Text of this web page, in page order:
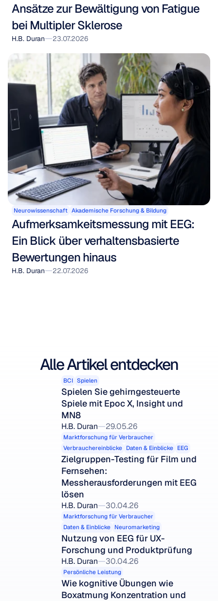
Ansätze zur Bewältigung von Fatigue
bei Multipler Sklerose
H.B. Duran 23.07.2026
Neurowissenschaft Akademische Forschung & Bildung
Aufmerksamkeitsmessung mit EEG:
Ein Blick über verhaltensbasierte
Bewertungen hinaus
H.B. Duran 22.07.2026
Alle Artikel entdecken
BCI Spielen
Spielen Sie gehirngesteuerte
Spiele mit Epoc X, Insight und
MN8
H.B. Duran 29.05.26
Marktforschung für Verbraucher
Verbrauchereinblicke Daten & Einblicke EEG
Zielgruppen-Testing für Film und
Fernsehen:
Messherausforderungen mit EEG
lösen
H.B. Duran 30.04.26
Marktforschung für Verbraucher
Daten & Einblicke Neuromarketing
Nutzung von EEG für UX-
Forschung und Produktprüfung
H.B. Duran 30.04.26
Persönliche Leistung
Wie kognitive Übungen wie
Boxatmung Konzentration und